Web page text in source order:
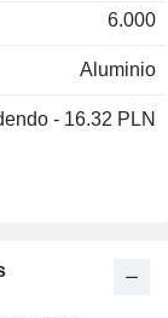
de polipropileno:
de la siguiente
6.000
Aluminio
- 16.32 PLN